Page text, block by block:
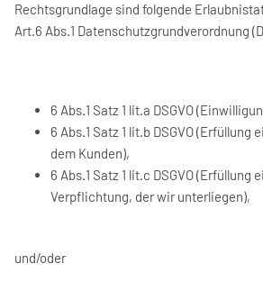
Rechtsgrundlage sind folgende
Art.6 Abs.1 Datenschutzgrundverordnung
6 Abs.1 Satz 1 lit.a DSGVO
6 Abs.1 Satz 1 lit.b DSGVO (Erfüllung
dem Kunden),
6 Abs.1 Satz 1 lit.c DSGVO (Erfüllung
Verpflichtung, der wir unterliegen),
und/oder